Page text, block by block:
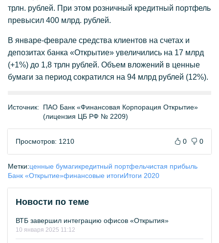
трлн. рублей. При этом розничный кредитный портфель
превысил 400 млрд. рублей.
В январе-феврале средства клиентов на счетах и
депозитах банка «Открытие» увеличились на 17 млрд
(+1%) до 1,8 трлн рублей. Объем вложений в ценные
бумаги за период сократился на 94 млрд рублей (12%).
Источник:
ПАО Банк «Финансовая Корпорация Открытие»
(лицензия ЦБ РФ № 2209)
Просмотров: 1210 0 0
Метки:ценные бумагикредитный портфельчистая прибыль
Банк «Открытие»финансовые итогиИтоги 2020
Новости по теме
ВТБ завершил интеграцию офисов «Открытия»
10 января 2025 11:12